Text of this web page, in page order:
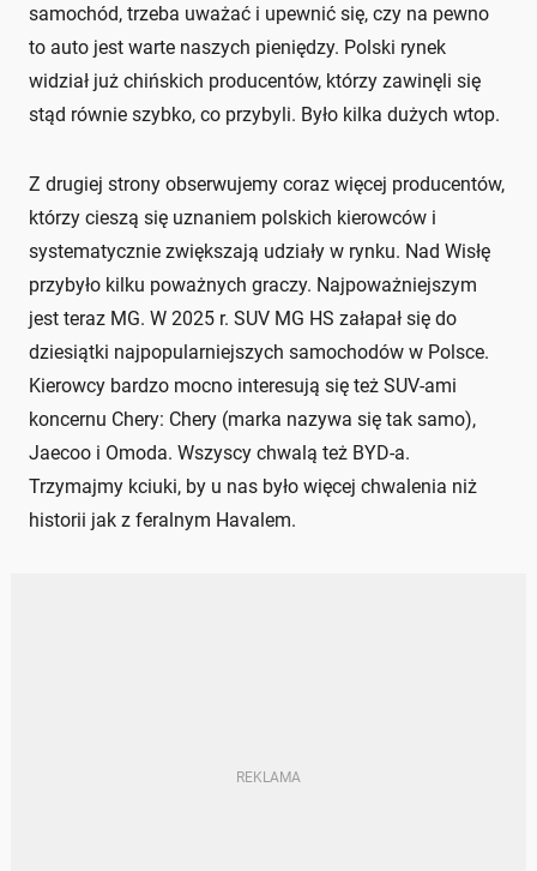
samochód, trzeba uważać i upewnić się, czy na pewno
to auto jest warte naszych pieniędzy. Polski rynek
widział już chińskich producentów, którzy zawinęli się
stąd równie szybko, co przybyli. Było kilka dużych wtop.
Z drugiej strony obserwujemy coraz więcej producentów,
którzy cieszą się uznaniem polskich kierowców i
systematycznie zwiększają udziały w rynku. Nad Wisłę
przybyło kilku poważnych graczy. Najpoważniejszym
jest teraz MG. W 2025 r. SUV MG HS załapał się do
dziesiątki najpopularniejszych samochodów w Polsce.
Kierowcy bardzo mocno interesują się też SUV-ami
koncernu Chery: Chery (marka nazywa się tak samo),
Jaecoo i Omoda. Wszyscy chwalą też BYD-a.
Trzymajmy kciuki, by u nas było więcej chwalenia niż
historii jak z feralnym Havalem.